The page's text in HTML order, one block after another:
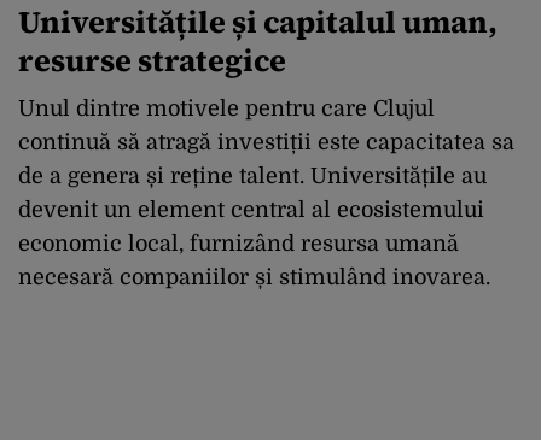
Universitățile și capitalul uman,
resurse strategice
Unul dintre motivele pentru care Clujul
continuă să atragă investiții este capacitatea sa
de a genera și reține talent. Universitățile au
devenit un element central al ecosistemului
economic local, furnizând resursa umană
necesară companiilor și stimulând inovarea.